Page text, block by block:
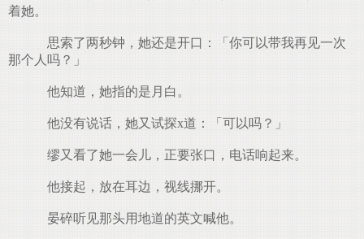
着她。
思索了两秒钟，她还是开口：「你可以带我再见一次
那个人吗？」
他知道，她指的是月白。
他没有说话，她又试探x道：「可以吗？」
缪又看了她一会儿，正要张口，电话响起来。
他接起，放在耳边，视线挪开。
晏碎听见那头用地道的英文喊他。